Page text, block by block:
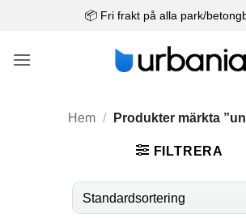
📦 Fri frakt på alla park/
Hem / Produkter märkta
FILTRERA